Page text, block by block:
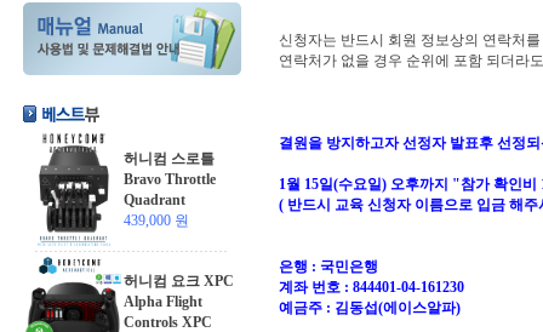
허니컴 스로틀
Bravo Throttle
Quadrant
439,000 원
허니컴 요크 XPC
Alpha Flight
Controls XPC
신청자는 반드시 회원 정보상의 연락처
연락처가 없을 경우 순위에 포함 되더라
결원을 방지하고자 선정자 발표후 선정
1월 15일(수요일) 오후까지 "참가 확인
( 반드시 교육 신청자 이름으로 입금 해주
은행 : 국민은행
계좌 번호 : 844401-04-161230
예금주 : 김동섭(에이스알파)